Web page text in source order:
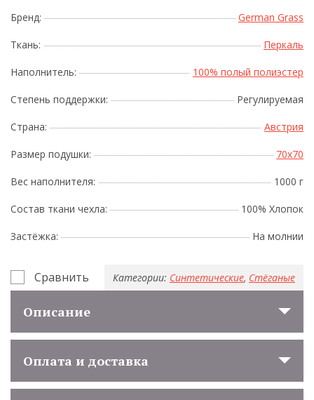
Бренд: German Grass
Ткань: Перкаль
Наполнитель: 100% полый полиэстер
Степень поддержки: Регулируемая
Страна: Австрия
Размер подушки: 70x70
Вес наполнителя: 1000 г
Состав ткани чехла: 100% Хлопок
Застёжка: На молнии
Сравнить Категории: Синтетические, Стёганые
Описание
Оплата и доставка